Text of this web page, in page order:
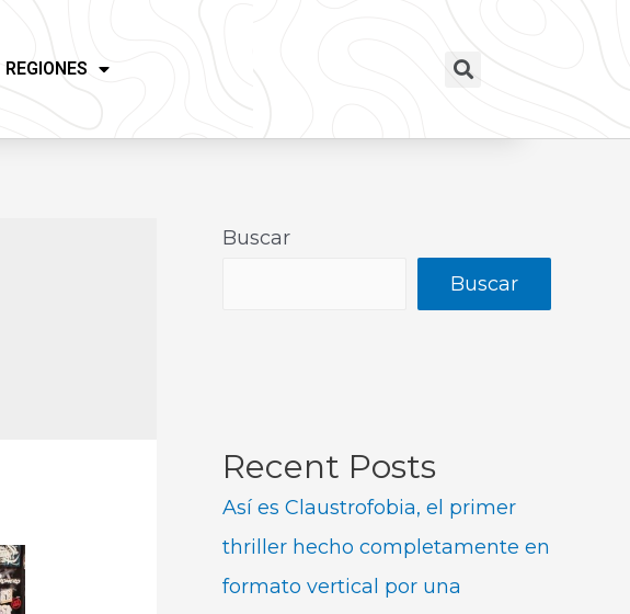
REGIONES
Buscar
Buscar
Recent Posts
Así es Claustrofobia, el primer
thriller hecho completamente en
formato vertical por una